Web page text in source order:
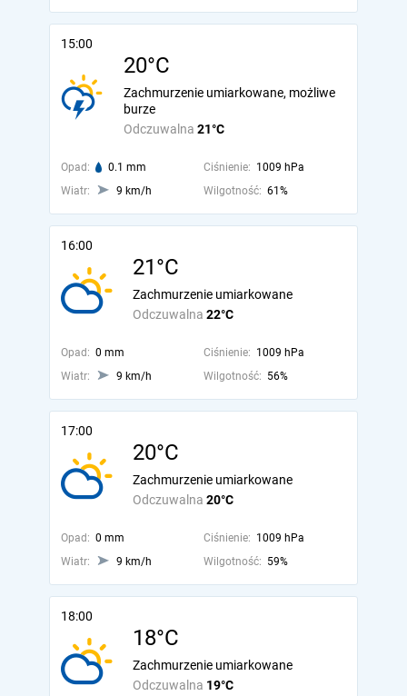
15:00
20°C
Odczuwalna 21°C
Zachmurzenie umiarkowane, możliwe
burze
Opad: 0.1 mm Ciśnienie: 1009 hPa
Wiatr:
9 km/h Wilgotność: 61%
16:00
21°C
Odczuwalna 22°C
Zachmurzenie umiarkowane
Opad: 0 mm Ciśnienie: 1009 hPa
Wiatr:
9 km/h Wilgotność: 56%
17:00
20°C
Odczuwalna 20°C
Zachmurzenie umiarkowane
Opad: 0 mm Ciśnienie: 1009 hPa
Wiatr:
9 km/h Wilgotność: 59%
18:00
18°C
Odczuwalna 19°C
Zachmurzenie umiarkowane